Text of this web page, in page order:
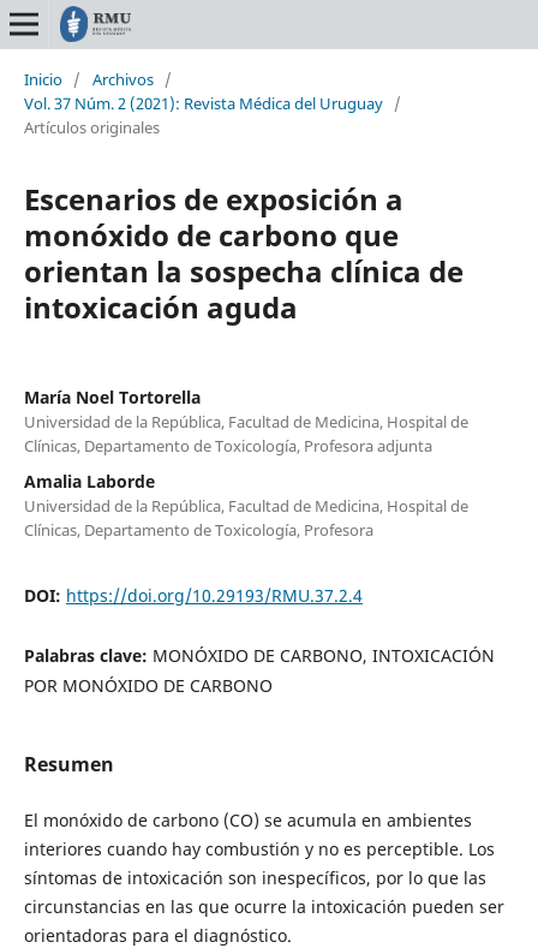
Inicio / Archivos /
Vol. 37 Núm. 2 (2021): Revista Médica del Uruguay /
Artículos originales
Escenarios de exposición a
monóxido de carbono que
orientan la sospecha clínica de
intoxicación aguda
María Noel Tortorella
Universidad de la República, Facultad de Medicina, Hospital de
Clínicas, Departamento de Toxicología, Profesora adjunta
Amalia Laborde
Universidad de la República, Facultad de Medicina, Hospital de
Clínicas, Departamento de Toxicología, Profesora
DOI: https://doi.org/10.29193/RMU.37.2.4
Palabras clave: MONÓXIDO DE CARBONO, INTOXICACIÓN
POR MONÓXIDO DE CARBONO
Resumen
El monóxido de carbono (CO) se acumula en ambientes
interiores cuando hay combustión y no es perceptible. Los
síntomas de intoxicación son inespecíficos, por lo que las
circunstancias en las que ocurre la intoxicación pueden ser
orientadoras para el diagnóstico.